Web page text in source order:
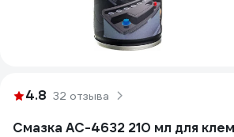
4.8 32 отзыва
Смазка AC-4632 210 мл для